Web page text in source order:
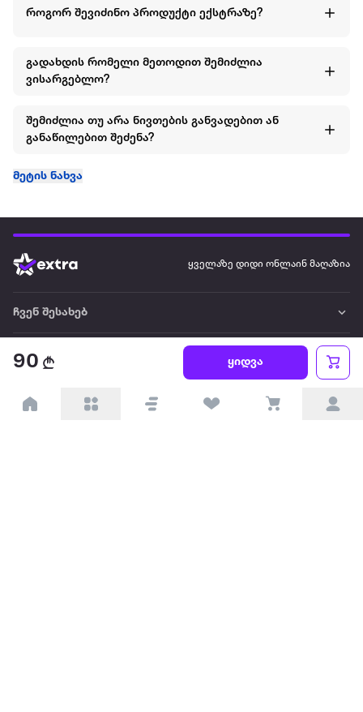
ეს ორეული ყოველთვის ენდომება ბიჭებს ჰქონდეთ
შემადგენლობა: ზედა: 100% ბამბა ქვედა: 100% ბამბა
სქესი: გოგო
90 ყიდვა
როგორ შევიძინო პროდუქტი ექსტრაზე?
გადახდის რომელი მეთოდით შემიძლია
ვისარგებლო?
შემიძლია თუ არა ნივთების განვადებით ან
განაწილებით შეძენა?
მეტის ნახვა
ყველაზე დიდი ონლაინ მაღაზია
ჩვენ შესახებ
წესები და პირობები
პარტნიორებისთვის